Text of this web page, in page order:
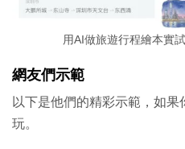
用AI做旅遊行程繪本實
網友們示範
以下是他們的精彩示範，如
玩。